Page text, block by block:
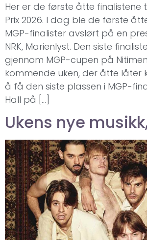
Her er de første åtte finalistene
Prix 2026. I dag ble de første
MGP-finalister avslørt på en
NRK, Marienlyst. Den siste
gjennom MGP-cupen på
kommende uken, der åtte låter
å få den siste plassen i MGP-
Hall på […]
Ukens nye